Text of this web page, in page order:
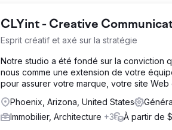
CLYint - Creative
Esprit créatif et axé sur la stratégie
Notre studio a été fondé sur la conviction
nous comme une extension de votre
pour assurer votre marque, votre site Web
Phoenix, Arizona, United States
Immobilier, Architecture +3 À partir de